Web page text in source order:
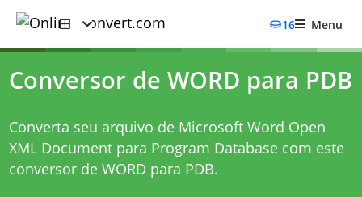
16 Menu
Conversor de WORD para PDB
Converta seu arquivo de Microsoft Word Open
XML Document para Program Database com este
conversor de WORD para PDB.